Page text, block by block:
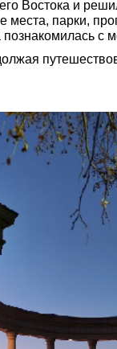
Востока и
парки,
с